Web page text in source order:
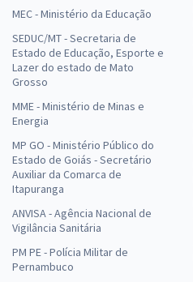
MEC - Ministério da Educação
SEDUC/MT - Secretaria de
Estado de Educação, Esporte e
Lazer do estado de Mato
Grosso
MME - Ministério de Minas e
Energia
MP GO - Ministério Público do
Estado de Goiás - Secretário
Auxiliar da Comarca de
Itapuranga
ANVISA - Agência Nacional de
Vigilância Sanitária
PM PE - Polícia Militar de
Pernambuco